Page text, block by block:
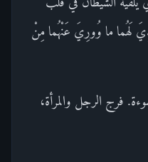
لَهُما ما وُورِيَ عَنْهُما مِنْ
فرج الرجل والمرأة،